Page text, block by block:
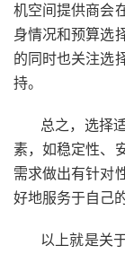
机空间提供商会
身情况和预算选
的同时也关注选
持。
总之，选择
素，如稳定性、
需求做出有针对
好地服务于自己
以上就是关